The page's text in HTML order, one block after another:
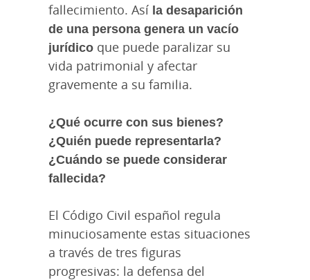
fallecimiento. Así la desaparición
de una persona genera un vacío
jurídico que puede paralizar su
vida patrimonial y afectar
gravemente a su familia.
¿Qué ocurre con sus bienes?
¿Quién puede representarla?
¿Cuándo se puede considerar
fallecida?
El Código Civil español regula
minuciosamente estas situaciones
a través de tres figuras
progresivas: la defensa del